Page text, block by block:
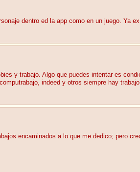
dentro ed la app como en un juego. Ya
y trabajo. Algo que puedes intentar es
indeed y otros siempre hay
encaminados a lo que me dedico; pero